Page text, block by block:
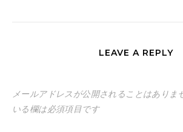
LEAVE A REPLY
メールアドレスが公開されることはありま
いる欄は必須項目です